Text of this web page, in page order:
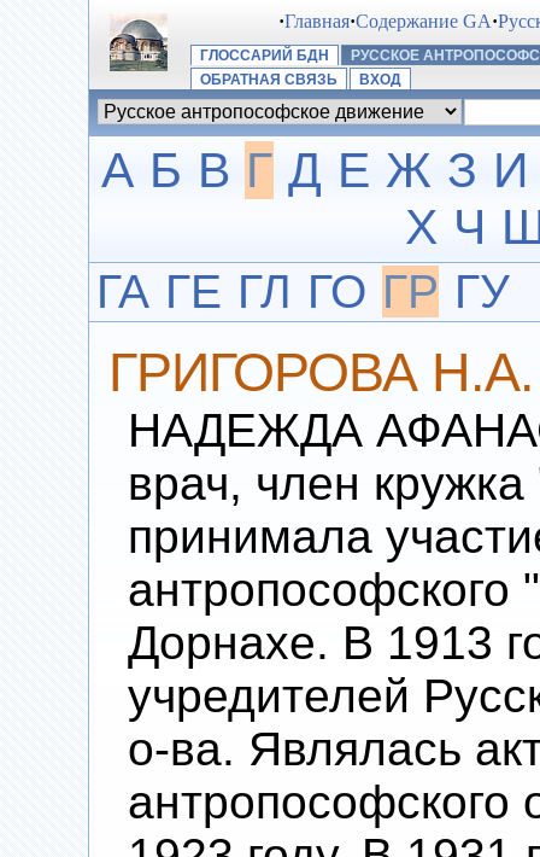
·Главная·Содержание GA·
ГЛОССАРИЙ БДН
РУССКОЕ
ОБРАТНАЯ СВЯЗЬ
ВХОД
А Б В Г Д Е Ж З И
Х Ч
ГА ГЕ ГЛ ГО ГР ГУ
ГРИГОРОВА Н.А.
НАДЕЖДА
врач, член
принимала
антропософского
Дорнахе. В 1913
учредителей
о-ва. Являлась
антропософского